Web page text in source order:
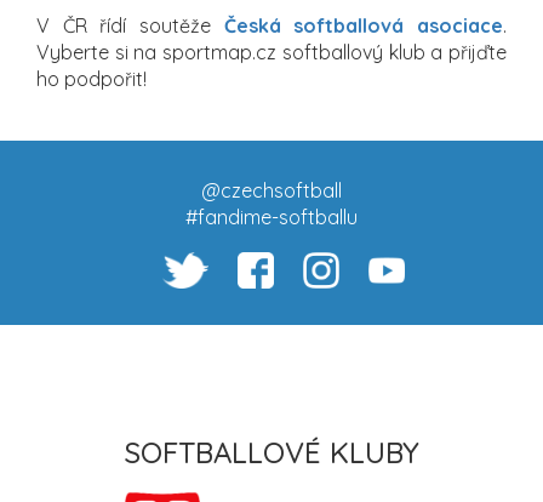
V ČR řídí soutěže Česká softballová asociace.
Vyberte si na sportmap.cz softballový klub a přijďte
ho podpořit!
@czechsoftball
#fandime-softballu
SOFTBALLOVÉ KLUBY